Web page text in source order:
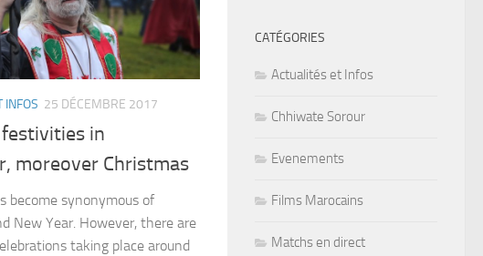
INFOS 25 DÉCEMBRE 2017
in
moreover Christmas
become synonymous of
New Year. However, there are
taking place around
CATÉGORIES
Actualités et Infos
Chhiwate Sorour
Evenements
Films Marocains
Matchs en direct